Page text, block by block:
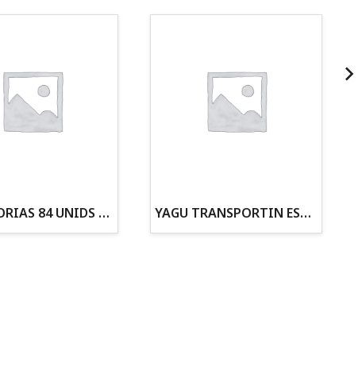
ZANAHORIAS 84 UNIDS EN DISPLAY YAGU TRANSPORTIN ESPUMA CAMUFLAJE Nº1 36x30x28